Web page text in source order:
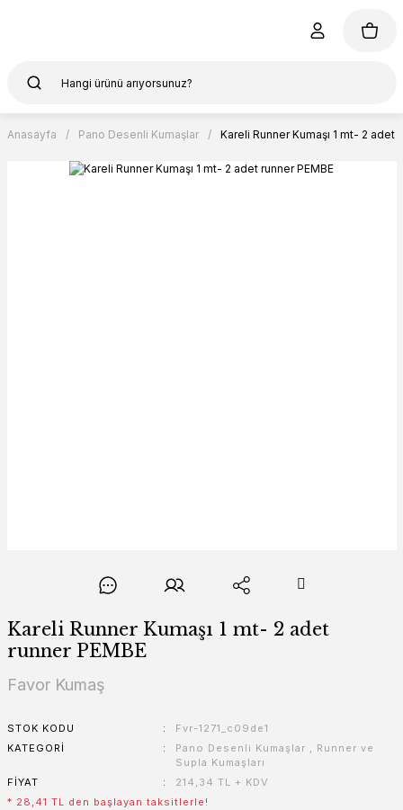
Anasayfa Pano Desenli Kumaşlar Kareli Runner Kumaşı 1 mt- 2 adet
Kareli Runner Kumaşı 1 mt- 2 adet
runner PEMBE
Favor Kumaş
STOK KODU
Fvr-1271_c09de1
KATEGORI
Pano Desenli Kumaşlar , Runner ve
Supla Kumaşları
FIYAT
214,34 TL + KDV
* 28,41 TL den başlayan taksitlerle!